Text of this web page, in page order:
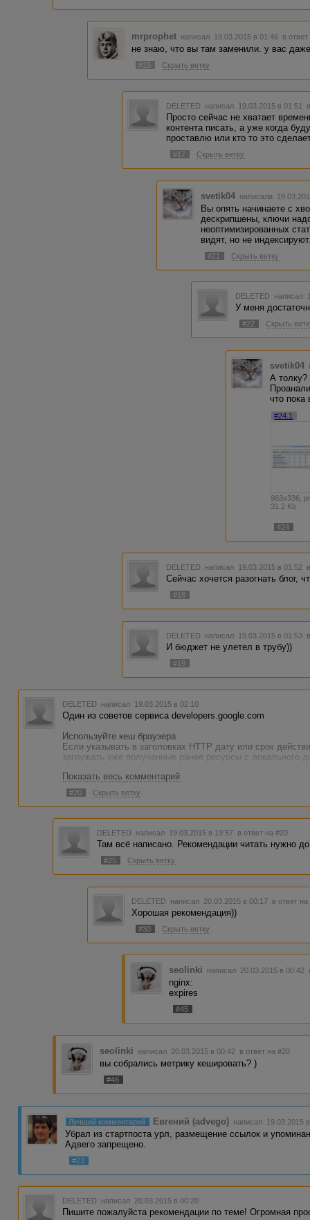
mrprophet написал 19.03.2015 в 01:46 в
не знаю, что вы там заменили. у вас
#15 Скрыть ветку
DELETED написал 19.03.2015 в 01:51
Просто сейчас не хватает
контента писать, а уже когда
проставлю или кто то это
#17 Скрыть ветку
svetik04 написала
Вы опять начинаете с
дескрипшены, ключи
неоптимизированных
видят, но не
#21 Скрыть ветку
DELETED написал
У меня
#22 Скрыть
svetik04
А толку?
что
#24.1
963x336,
31.2 Kb
#24
DELETED написал 19.03.2015 в 01:52
Сейчас хочется разогнать блог,
#18
DELETED написал 19.03.2015 в 01:53
И бюджет не улетел в трубу))
#19
DELETED написал 19.03.2015 в 02:10
Один из советов сервиса developers.google.com
Используйте кеш браузера
Если указывать в заголовках HTTP дату или срок
загружать уже полученные ранее ресурсы с локального
[ ссылки видны только авторизованным пользователям
ссылки видны только авторизованным пользователям
Кто знает как внедрить?
Показать весь комментарий
#20 Скрыть ветку
DELETED написал 19.03.2015 в 19:57 в ответ на #20
Там всё написано. Рекомендации читать нужно
#25 Скрыть ветку
DELETED написал 20.03.2015 в 00:17 в ответ
Хорошая рекомендация))
#30 Скрыть ветку
seolinki написал 20.03.2015 в 00:42
nginx:
expires
#45
seolinki написал 20.03.2015 в 00:42 в ответ на #20
вы собрались метрику кешировать? )
#46
Лучший комментарий Евгений (advego) написал 19.03.2015
Убрал из стартпоста урл, размещение ссылок и
Адвего запрещено.
#23
DELETED написал 20.03.2015 в 00:20
Пишите пожалуйста рекомендации по теме! Огромная